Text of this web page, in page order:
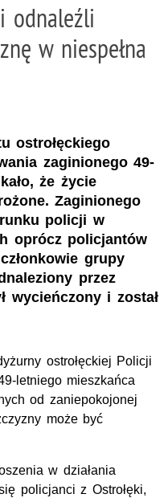
odnaleźli
w niespełna
ostrołęckiego
zaginionego 49-
że życie
Zaginionego
policji w
oprócz policjantów
grupy
przez
wycieńczony i został
ostrołęckiej Policji
letniego mieszkańca
od zaniepokojonej
może być
w działania
policjanci z Ostrołęki,